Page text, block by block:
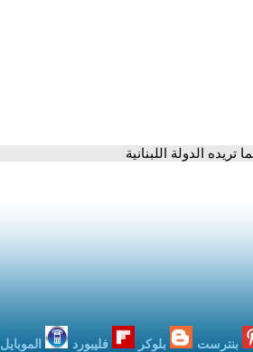
الدولة اللبنانية
بنترست بلوكر فليبورد الموبايل